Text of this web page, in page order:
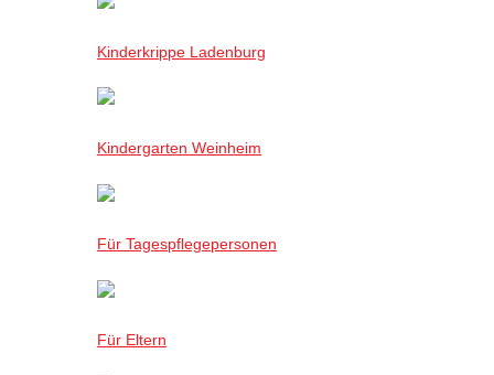
Kinderkrippe Ladenburg
Kindergarten Weinheim
Für Tagespflegepersonen
Für Eltern